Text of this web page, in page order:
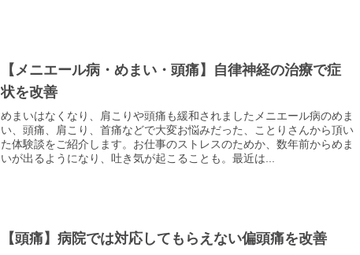
【メニエール病・めまい・頭痛】自律神経の治療で症
状を改善
めまいはなくなり、肩こりや頭痛も緩和されましたメニエール病のめま
い、頭痛、肩こり、首痛などで大変お悩みだった、ことりさんから頂い
た体験談をご紹介します。お仕事のストレスのためか、数年前からめま
いが出るようになり、吐き気が起こることも。最近は...
【頭痛】病院では対応してもらえない偏頭痛を改善